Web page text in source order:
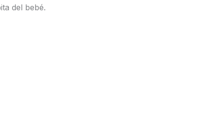
del bebé.